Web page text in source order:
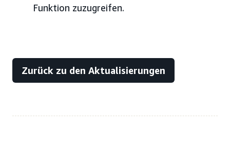
Funktion zuzugreifen.
Zurück zu den Aktualisierungen